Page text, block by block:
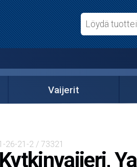
Vaijerit
26-21-2 / 73321
Kytkinvaijeri,